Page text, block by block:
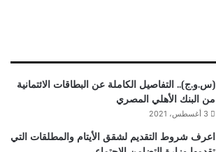
(س.و.ج).. التفاصيل الكاملة عن البطاقات الائتمانية
من البنك الأهلي المصري
3 أغسطس، 2021
اعرف شروط التقديم لشقق الأيتام والمطلقات التي